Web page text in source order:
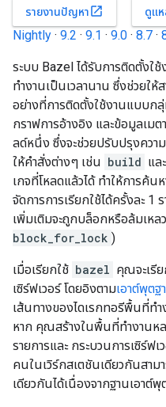
รายงานปัญหาopen_in_new ดูแ
Nightly · 9.2 · 9.1 · 9.0 · 8.7 ·
ระบบ Bazel ได้รับการติดตั้งใ
ทำงานเป็นเวลานาน ซึ่งช่วยให้
อย่างที่การติดตั้งใช้งานแบบกลุ่
กราฟการอ้างอิง และข้อมูลเม
ลด์หนึ่ง ซึ่งจะช่วยปรับปรุงควา
ให้คำสั่งต่างๆ เช่น build และ
เกจที่โหลดแล้วได้ ทำให้การค้น
จัดการการเรียกใช้ได้ครั้งละ 1
เพิ่มเติมจะถูกบล็อกหรือล้มเหล
block_for_lock )
เมื่อเรียกใช้ bazel คุณจะเรี
เซิร์ฟเวอร์ โดยอิงตามเอาต์พุตฐ
เส้นทางของไดเรกทอรีพื้นที่ท
หาก คุณสร้างในพื้นที่ทำงานห
รายการและ กระบวนการเซิร์ฟ
คนในเวิร์กสเตชันเดียวกันสาม
เดียวกันได้เนื่องจากฐานเอา